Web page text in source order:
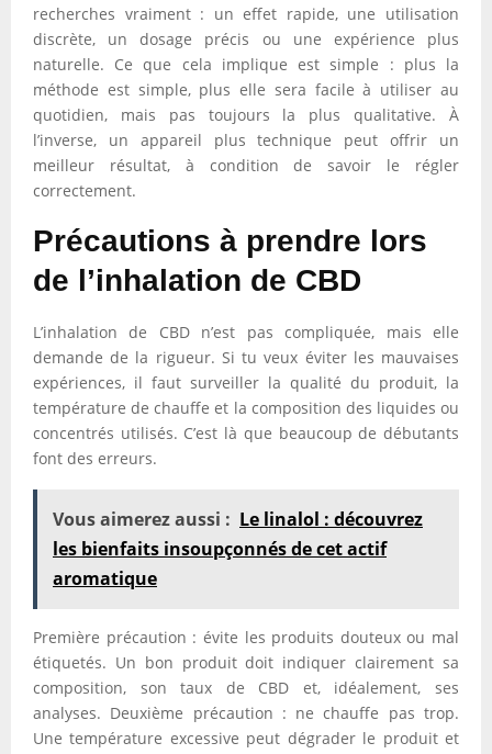
recherches vraiment : un effet rapide, une utilisation
discrète, un dosage précis ou une expérience plus
naturelle. Ce que cela implique est simple : plus la
méthode est simple, plus elle sera facile à utiliser au
quotidien, mais pas toujours la plus qualitative. À
l’inverse, un appareil plus technique peut offrir un
meilleur résultat, à condition de savoir le régler
correctement.
Précautions à prendre lors
de l’inhalation de CBD
L’inhalation de CBD n’est pas compliquée, mais elle
demande de la rigueur. Si tu veux éviter les mauvaises
expériences, il faut surveiller la qualité du produit, la
température de chauffe et la composition des liquides ou
concentrés utilisés. C’est là que beaucoup de débutants
font des erreurs.
Vous aimerez aussi : Le linalol : découvrez
les bienfaits insoupçonnés de cet actif
aromatique
Première précaution : évite les produits douteux ou mal
étiquetés. Un bon produit doit indiquer clairement sa
composition, son taux de CBD et, idéalement, ses
analyses. Deuxième précaution : ne chauffe pas trop.
Une température excessive peut dégrader le produit et